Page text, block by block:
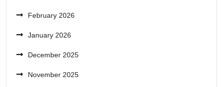
February 2026
January 2026
December 2025
November 2025